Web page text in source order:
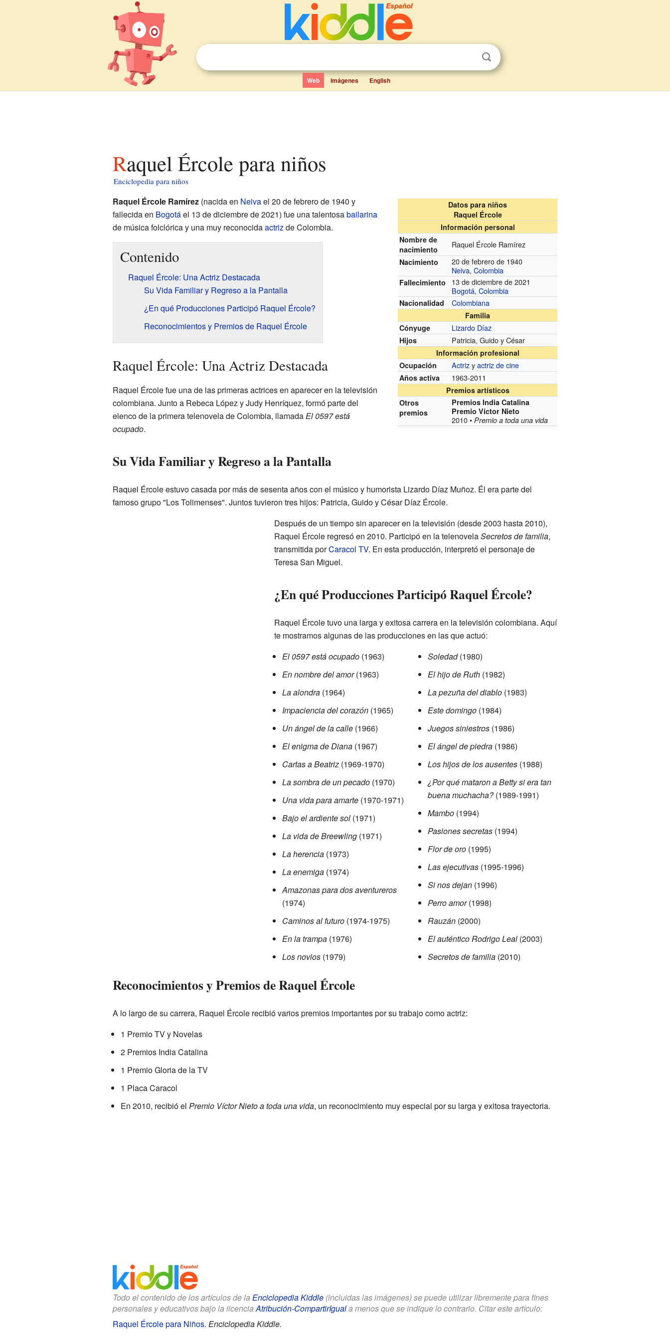
Web Imágenes English
Raquel Ércole para niños
Enciclopedia para niños
Datos para niños
Raquel Ércole
Información personal
Nombre de
nacimiento
Raquel Ércole Ramírez
Nacimiento
20 de febrero de 1940
Neiva,Colombia
Fallecimiento
13 de diciembre de 2021
Bogotá,Colombia
Nacionalidad Colombiana
Familia
Cónyuge
Lizardo Díaz
Hijos Patricia, Guido y César
Información profesional
Ocupación
Actrizyactriz de cine
Años activa 1963-2011
Premios artísticos
Otros
premios
Premios India Catalina
Premio Víctor Nieto
2010 •Premio a toda una vida
Raquel Ércole Ramírez(nacida en Neivael 20 de febrero de 1940 y
fallecida en Bogotáel 13 de diciembre de 2021) fue una talentosabailarina
de música folclórica y una muy reconocidaactrizde Colombia.
Contenido
Raquel Ércole: Una Actriz Destacada
Su Vida Familiar y Regreso a la Pantalla
¿En qué Producciones Participó Raquel Ércole?
Reconocimientos y Premios de Raquel Ércole
Raquel Ércole: Una Actriz Destacada
Raquel Ércole fue una de las primeras actrices en aparecer en la televisión
colombiana. Junto a Rebeca López y Judy Henríquez, formó parte del
elenco de la primera telenovela de Colombia, llamadaEl 0597 está
ocupado.
Su Vida Familiar y Regreso a la Pantalla
Raquel Ércole estuvo casada por más de sesenta años con el músico y humorista Lizardo Díaz Muñoz. Él era parte del
famoso grupo "Los Tolimenses". Juntos tuvieron tres hijos: Patricia, Guido y César Díaz Ércole.
Después de un tiempo sin aparecer en la televisión (desde 2003 hasta 2010),
Raquel Ércole regresó en 2010. Participó en la telenovelaSecretos de familia,
transmitida porCaracol TV. En esta producción, interpretó el personaje de
Teresa San Miguel.
¿En qué Producciones Participó Raquel Ércole?
Raquel Ércole tuvo una larga y exitosa carrera en la televisión colombiana. Aquí
te mostramos algunas de las producciones en las que actuó:
El 0597 está ocupado(1963)
En nombre del amor(1963)
La alondra(1964)
Impaciencia del corazón(1965)
Un ángel de la calle(1966)
El enigma de Diana(1967)
Cartas a Beatriz(1969-1970)
La sombra de un pecado(1970)
Una vida para amarte(1970-1971)
Bajo el ardiente sol(1971)
La vida de Breewling(1971)
La herencia(1973)
La enemiga(1974)
Amazonas para dos aventureros
(1974)
Caminos al futuro(1974-1975)
En la trampa(1976)
Los novios(1979)
Soledad(1980)
El hijo de Ruth (1982)
La pezuña del diablo (1983)
Este domingo (1984)
Juegos siniestros (1986)
El ángel de piedra (1986)
Los hijos de los ausentes (1988)
¿Por qué mataron a Betty si era tan
buena muchacha?(1989-1991)
Mambo (1994)
Pasiones secretas (1994)
Flor de oro (1995)
Las ejecutivas (1995-1996)
Si nos dejan (1996)
Perro amor(1998)
Rauzán (2000)
El auténtico Rodrigo Leal (2003)
Secretos de familia (2010)
Reconocimientos y Premios de Raquel Ércole
A lo largo de su carrera, Raquel Ércole recibió varios premios importantes por su trabajo como actriz:
1 Premio TV y Novelas
2 Premios India Catalina
1 Premio Gloria de la TV
1 Placa Caracol
En 2010, recibió el Premio Víctor Nieto a toda una vida, un reconocimiento muy especial por su larga y exitosa trayectoria.
Todo el contenido de los artículos de la Enciclopedia Kiddle(incluidas las imágenes) se puede utilizar libremente para fines
personales y educativos bajo la licencia Atribución-CompartirIguala menos que se indique lo contrario. Citar este artículo:
Raquel Ércole para Niños. Enciclopedia Kiddle.